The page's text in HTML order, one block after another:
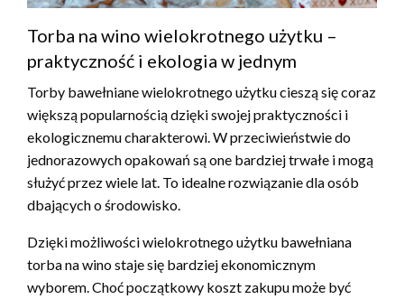
Torba na wino wielokrotnego użytku –
praktyczność i ekologia w jednym
Torby bawełniane wielokrotnego użytku cieszą się coraz
większą popularnością dzięki swojej praktyczności i
ekologicznemu charakterowi. W przeciwieństwie do
jednorazowych opakowań są one bardziej trwałe i mogą
służyć przez wiele lat. To idealne rozwiązanie dla osób
dbających o środowisko.
Dzięki możliwości wielokrotnego użytku bawełniana
torba na wino staje się bardziej ekonomicznym
wyborem. Choć początkowy koszt zakupu może być